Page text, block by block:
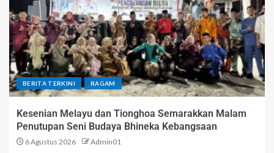
BERITA TERKINI RAGAM
Kesenian Melayu dan Tionghoa Semarakkan Malam
Penutupan Seni Budaya Bhineka Kebangsaan
6 Agustus 2026 Admin01